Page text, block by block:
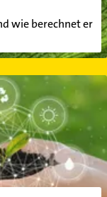
wie berechnet er